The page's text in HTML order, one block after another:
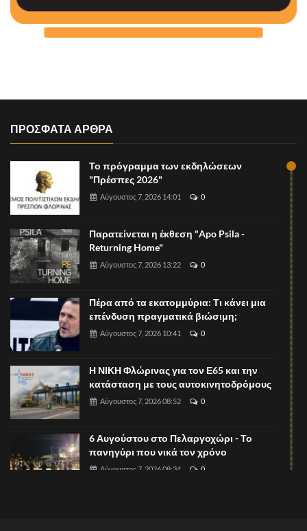
ΠΡΟΣΦΑΤΑ ΑΡΘΡΑ
Το πρόγραμμα των εκδηλώσεων
"Πρέσπες 2026"
Αύγουστος 7, 2026 14:01 0
Παρατείνεται η έκθεση "Apo Psila -
Returning Home"
Αύγουστος 7, 2026 13:22 0
Πέρα από τα εκατομμύρια: Τι κάνει μια
επένδυση πραγματικά βιώσιμη;
Αύγουστος 7, 2026 10:41 0
Η ΝΙΚΗ Φλώρινας για τον Ε65 και την
κατάσταση με τους αυτοκινητοδρόμους
Αύγουστος 7, 2026 08:52 0
6 Αυγούστου στο Πελαργοχώρι - Το
πανηγύρι που νικά τον χρόνο
Αύγουστος 7, 2026 08:34 0